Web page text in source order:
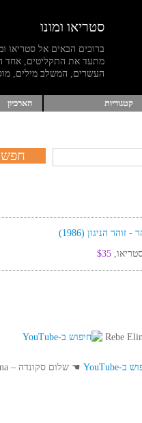
סטריאו ומונו
ברוכים הבאים אל סטריאו
מתעד את התקליטים, אחד
העשרים, המשלב מילים,
קטגוריות הארכיון
$35
☚ שלום סקונדה – Dana Dana Dana